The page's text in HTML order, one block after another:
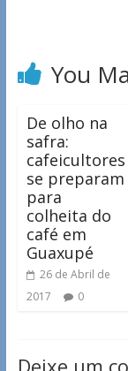
You
De olho na
safra:
cafeicultores
se preparam
para
colheita do
café em
Guaxupé
26 de Abril de
2017
0
Deixe um